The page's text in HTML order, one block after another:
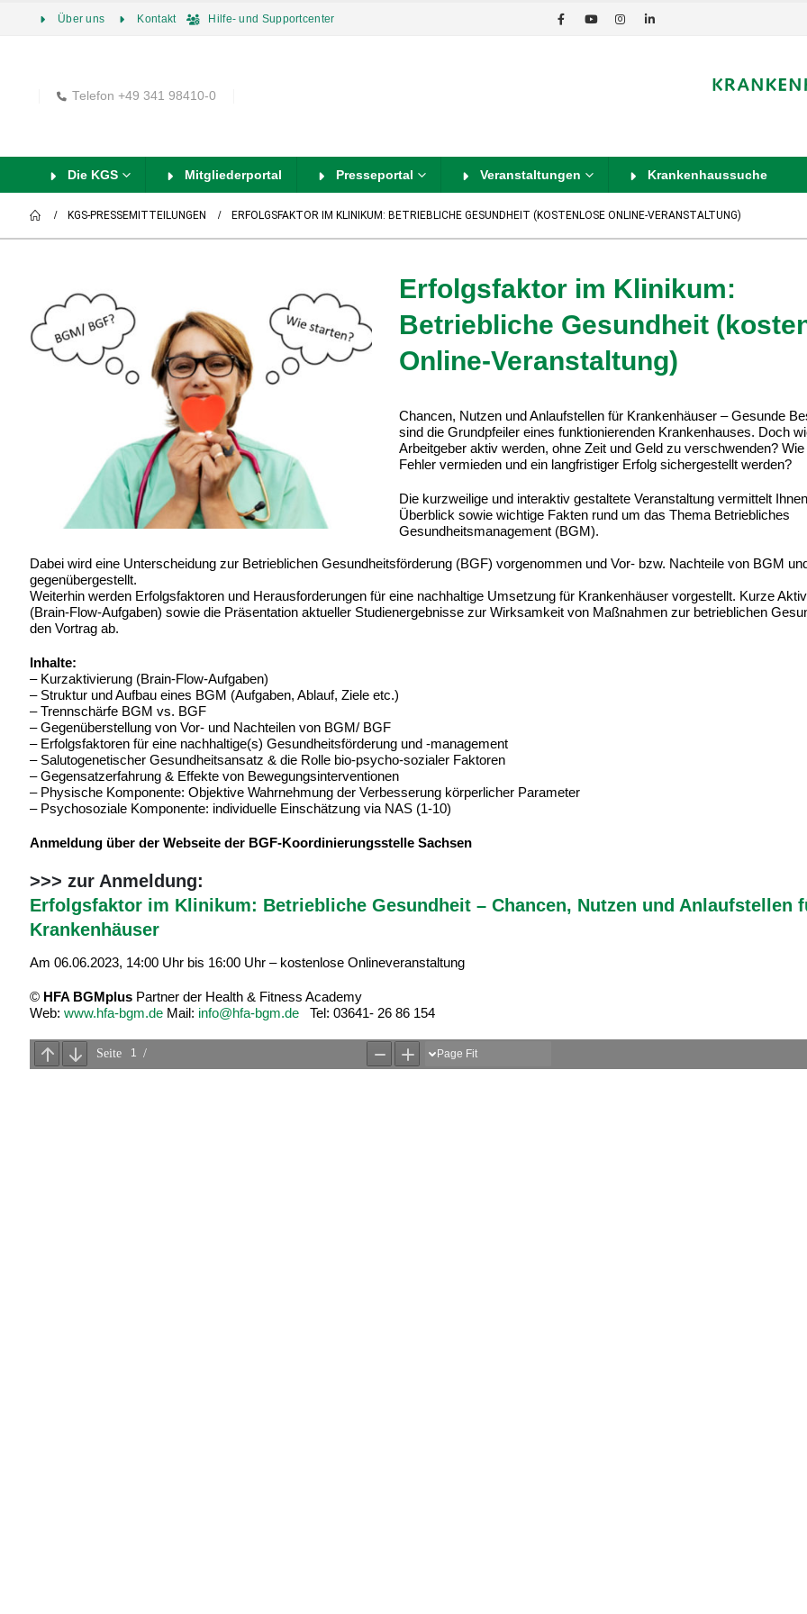
Über uns Kontakt Hilfe- und Supportcenter
Telefon +49 341 98410-0
Die KGS Mitgliederportal Presseportal Veranstaltungen Krankenhaussuche
KGS-PRESSEMITTEILUNGEN ERFOLGSFAKTOR IM KLINIKUM: BETRIEBLICHE GESUNDHEIT (KOSTENLOSE ONLINE-VERANSTALTUNG)
Erfolgsfaktor im Klinikum:
Betriebliche Gesundheit
Online-Veranstaltung)
Chancen, Nutzen und Anlaufstellen für Krankenhäuser – Gesunde
sind die Grundpfeiler eines funktionierenden Krankenhauses. Doch
Arbeitgeber aktiv werden, ohne Zeit und Geld zu verschwenden?
Fehler vermieden und ein langfristiger Erfolg sichergestellt werden?
Die kurzweilige und interaktiv gestaltete Veranstaltung vermittelt
Überblick sowie wichtige Fakten rund um das Thema Betriebliches
Gesundheitsmanagement (BGM).
Dabei wird eine Unterscheidung zur Betrieblichen Gesundheitsförderung (BGF) vorgenommen und Vor- bzw. Nachteile von BGM
gegenübergestellt.
Weiterhin werden Erfolgsfaktoren und Herausforderungen für eine nachhaltige Umsetzung für Krankenhäuser vorgestellt. Kurze
(Brain-Flow-Aufgaben) sowie die Präsentation aktueller Studienergebnisse zur Wirksamkeit von Maßnahmen zur betrieblichen
den Vortrag ab.
Inhalte:
– Kurzaktivierung (Brain-Flow-Aufgaben)
– Struktur und Aufbau eines BGM (Aufgaben, Ablauf, Ziele etc.)
– Trennschärfe BGM vs. BGF
– Gegenüberstellung von Vor- und Nachteilen von BGM/ BGF
– Erfolgsfaktoren für eine nachhaltige(s) Gesundheitsförderung und -management
– Salutogenetischer Gesundheitsansatz & die Rolle bio-psycho-sozialer Faktoren
– Gegensatzerfahrung & Effekte von Bewegungsinterventionen
– Physische Komponente: Objektive Wahrnehmung der Verbesserung körperlicher Parameter
– Psychosoziale Komponente: individuelle Einschätzung via NAS (1-10)
Anmeldung über der Webseite der BGF-Koordinierungsstelle Sachsen
>>> zur Anmeldung:
Erfolgsfaktor im Klinikum: Betriebliche Gesundheit – Chancen, Nutzen und Anlaufstellen
Krankenhäuser
Am 06.06.2023, 14:00 Uhr bis 16:00 Uhr – kostenlose Onlineveranstaltung
© HFA BGMplus Partner der Health & Fitness Academy
Web: www.hfa-bgm.de Mail: info@hfa-bgm.de Tel: 03641- 26 86 154